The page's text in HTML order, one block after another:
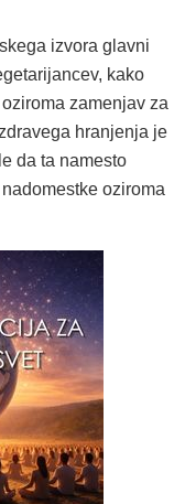
izvora glavni
kako
zamenjav za
hranjenja je
da ta namesto
oziroma